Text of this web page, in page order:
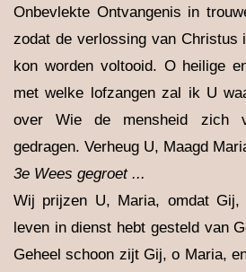
Onbevlekte Ontvangenis in
zodat de verlossing van Christus
kon worden voltooid. O heilige
met welke lofzangen zal ik U
over Wie de mensheid zich
gedragen. Verheug U, Maagd
3e Wees gegroet ...
Wij prijzen U, Maria, omdat
leven in dienst hebt gesteld van
Geheel schoon zijt Gij, o Maria,